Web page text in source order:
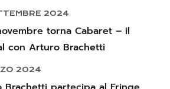
2024
torna Cabaret – il
con Arturo Brachetti
2024